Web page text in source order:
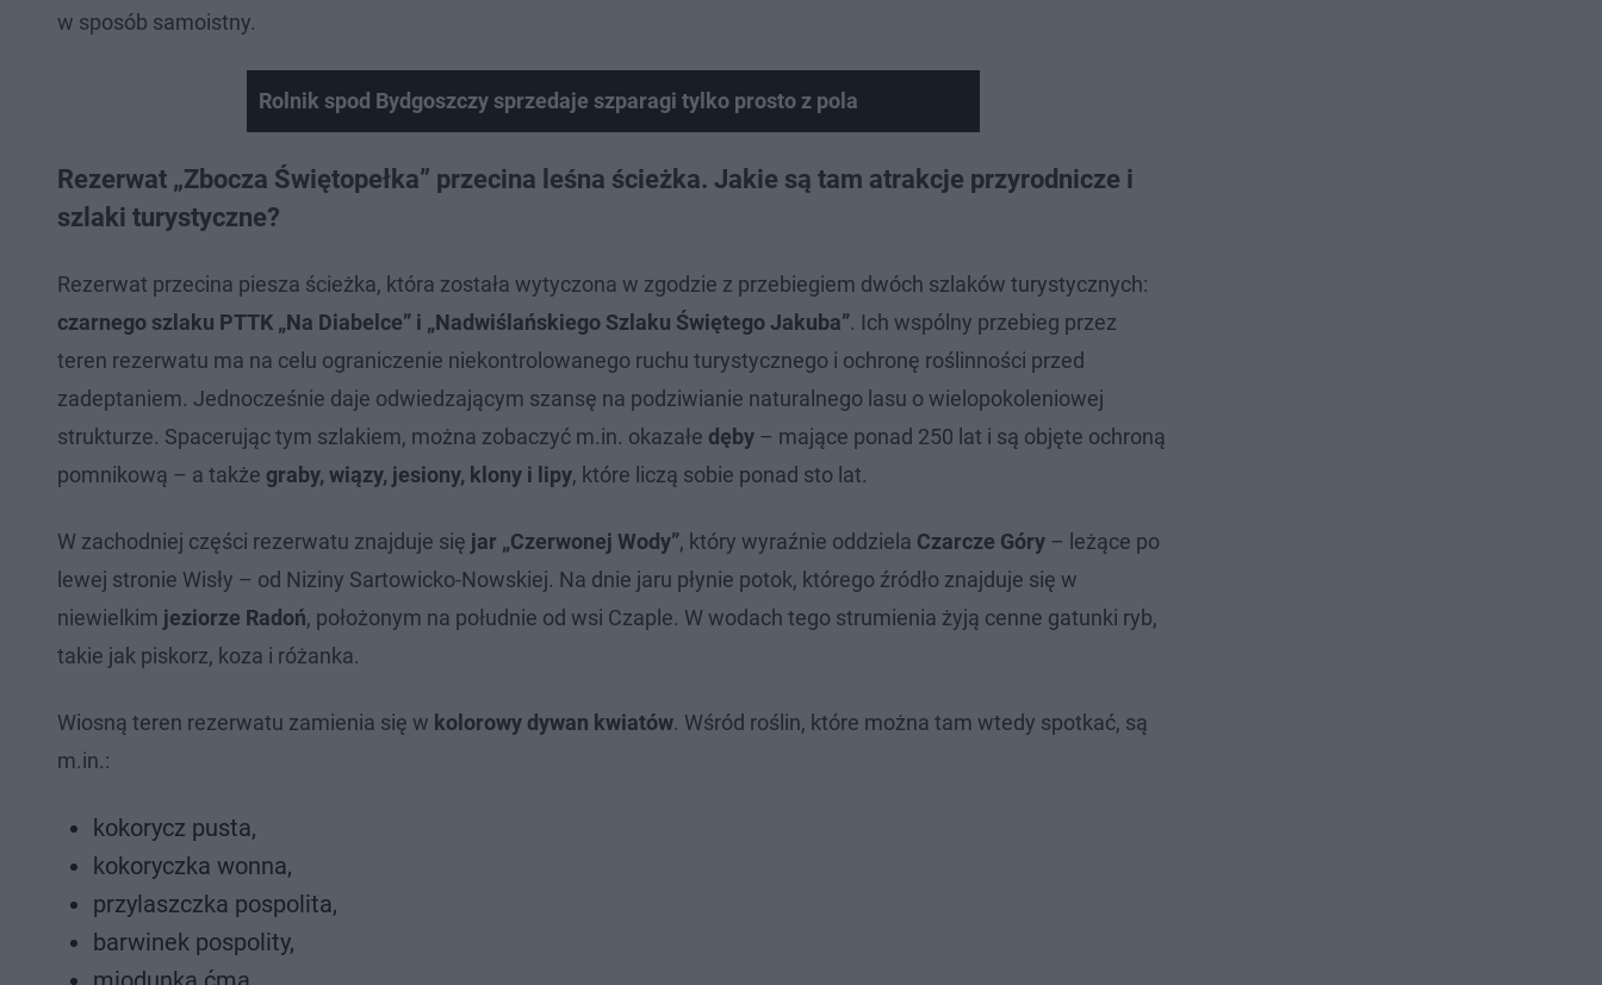
w sposób samoistny.
Rolnik spod Bydgoszczy sprzedaje szparagi tylko prosto z pola
Rezerwat „Zbocza Świętopełka” przecina leśna ścieżka. Jakie są tam atrakcje przyrodnicze i
szlaki turystyczne?
Rezerwat przecina piesza ścieżka, która została wytyczona w zgodzie z przebiegiem dwóch szlaków turystycznych:
czarnego szlaku PTTK „Na Diabelce” i „Nadwiślańskiego Szlaku Świętego Jakuba”. Ich wspólny przebieg przez
teren rezerwatu ma na celu ograniczenie niekontrolowanego ruchu turystycznego i ochronę roślinności przed
zadeptaniem. Jednocześnie daje odwiedzającym szansę na podziwianie naturalnego lasu o wielopokoleniowej
strukturze. Spacerując tym szlakiem, można zobaczyć m.in. okazałe dęby – mające ponad 250 lat i są objęte ochroną
pomnikową – a także graby, wiązy, jesiony, klony i lipy, które liczą sobie ponad sto lat.
W zachodniej części rezerwatu znajduje się jar „Czerwonej Wody”, który wyraźnie oddziela Czarcze Góry – leżące po
lewej stronie Wisły – od Niziny Sartowicko-Nowskiej. Na dnie jaru płynie potok, którego źródło znajduje się w
niewielkim jeziorze Radoń, położonym na południe od wsi Czaple. W wodach tego strumienia żyją cenne gatunki ryb,
takie jak piskorz, koza i różanka.
Wiosną teren rezerwatu zamienia się w kolorowy dywan kwiatów. Wśród roślin, które można tam wtedy spotkać, są
m.in.:
kokorycz pusta,
kokoryczka wonna,
przylaszczka pospolita,
barwinek pospolity,